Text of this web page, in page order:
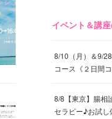
イベント＆講
8/10（月）＆9/
コース《２日間
8/8【東京】腸相
セラピー♪お試し